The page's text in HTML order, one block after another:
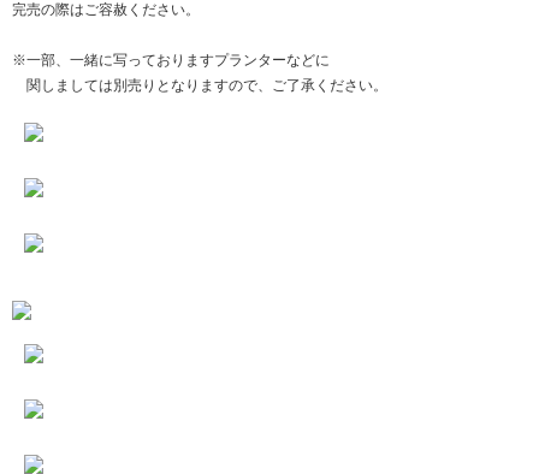
完売の際はご容赦ください。
※一部、一緒に写っておりますプランターなどに
関しましては別売りとなりますので、ご了承ください。